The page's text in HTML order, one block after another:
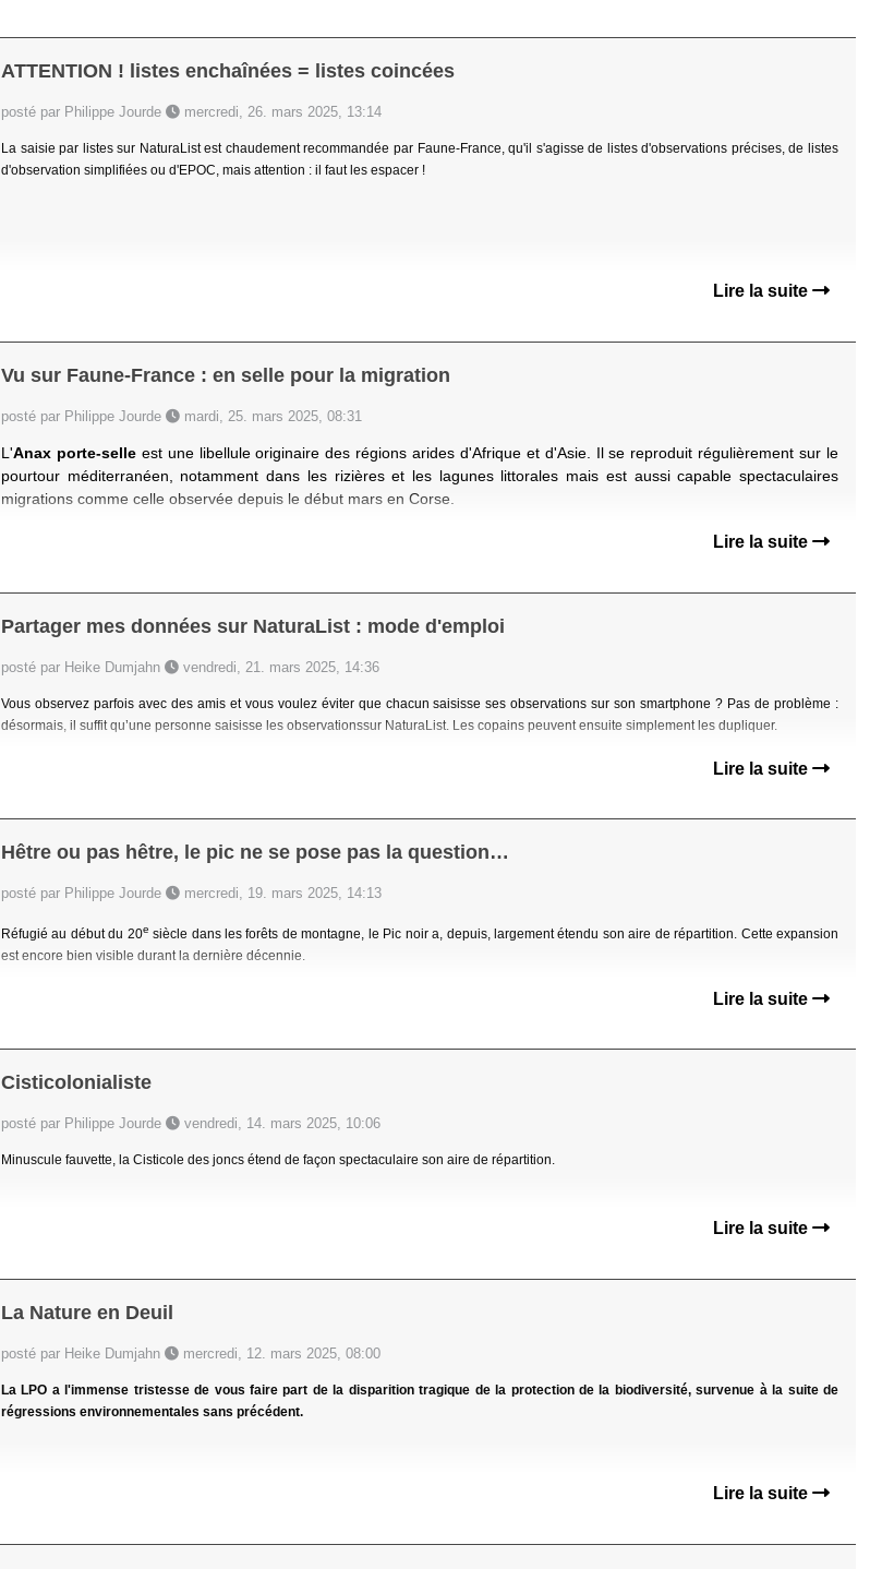
ATTENTION ! listes enchaînées = listes coincées
posté par Philippe Jourde mercredi, 26. mars 2025, 13:14
La saisie par listes sur NaturaList est chaudement recommandée par Faune-France, qu'il s'agisse de listes d'observations précises, de listes
d'observation simplifiées ou d'EPOC, mais attention : il faut les espacer !
Lire la suite
Vu sur Faune-France : en selle pour la migration
posté par Philippe Jourde mardi, 25. mars 2025, 08:31
L'Anax porte-selleestune libellule originaire des régions arides d'Afrique et d'Asie. Il se reproduit régulièrement sur le
pourtour méditerranéen, notamment dans les rizières et les lagunes littorales mais est aussi capable spectaculaires
migrations comme celle observée depuis le début mars en Corse.
Lire la suite
Partager mes données sur NaturaList : mode d'emploi
posté par Heike Dumjahn vendredi, 21. mars 2025, 14:36
Vous observez parfois avec des amis et vous voulez éviter que chacun saisisse ses observations sur son smartphone ? Pas de problème :
désormais, il suffit qu’une personne saisisse les observationssur NaturaList. Les copains peuvent ensuite simplement les dupliquer.
Lire la suite
Hêtre ou pas hêtre, le pic ne se pose pas la question…
posté par Philippe Jourde mercredi, 19. mars 2025, 14:13
Réfugié au début du 20e siècle dans les forêts de montagne, le Pic noir a, depuis, largement étendu son aire de répartition. Cette expansion
est encore bien visible durant la dernière décennie.
Lire la suite
Cisticolonialiste
posté par Philippe Jourde vendredi, 14. mars 2025, 10:06
Minuscule fauvette, la Cisticole des joncs étend de façon spectaculaire son aire de répartition.
Lire la suite
La Nature en Deuil
posté par Heike Dumjahn mercredi, 12. mars 2025, 08:00
La LPO a l'immense tristesse de vous faire part de la disparition tragique de la protection de la biodiversité, survenue à la suite de
régressions environnementales sans précédent.
Lire la suite